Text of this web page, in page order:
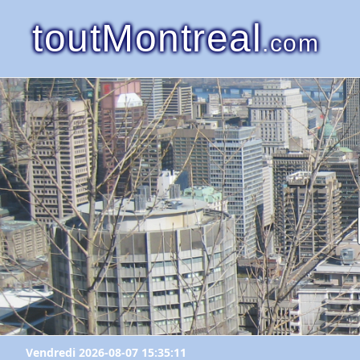
toutMontreal.com
Vendredi 2026-08-07 15:35:11